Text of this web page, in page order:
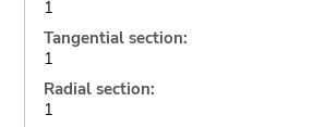
1
Tangential section:
1
Radial section:
1